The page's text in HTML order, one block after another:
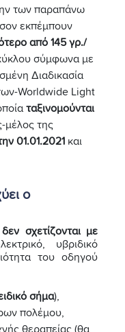
των παραπάνω
εκπέμπουν
από 145 γρ./
σύμφωνα με
Διαδικασία
Worldwide Light
ταξινομούνται
μέλος της
01.01.2021 και
ο
σχετίζονται με
υβριδικό
του οδηγού
σήμα),
πολέμου,
θεραπείας (θα